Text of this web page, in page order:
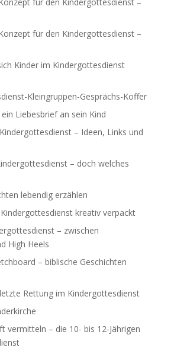
für den Kindergottesdienst –
Kinder im Kindergottesdienst
Kleingruppen-Gesprächs-Koffer
Liebesbrief an sein Kind
– Ideen, Links und
– doch welches
lebendig erzählen
kreativ verpackt
– zwischen
High Heels
– biblische Geschichten
Rettung im Kindergottesdienst
vermitteln – die 10- bis 12-Jährigen